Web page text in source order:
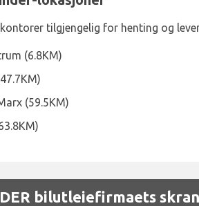
tilgjengelig for henting og
(6.8KM)
(59.5KM)
bilutleiefirmaets